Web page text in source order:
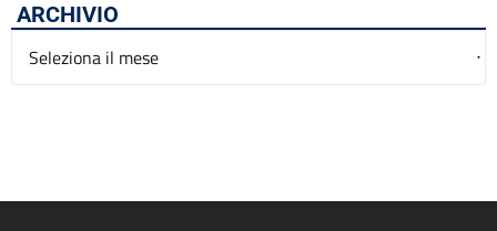
ARCHIVIO
Archivio